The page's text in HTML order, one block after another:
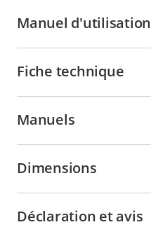
Manuel d'utilisation
Fiche technique
Manuels
Dimensions
Déclaration et avis